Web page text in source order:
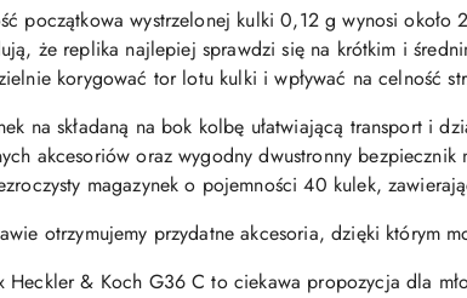
początkowa wystrzelonej kulki 0,12 g wynosi około
że replika najlepiej sprawdzi się na krótkim i
korygować tor lotu kulki i wpływać na celność
na składaną na bok kolbę ułatwiającą transport i
akcesoriów oraz wygodny dwustronny
magazynek o pojemności 40 kulek,
otrzymujemy przydatne akcesoria, dzięki którym
Heckler & Koch G36 C to ciekawa propozycja dla